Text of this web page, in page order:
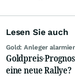
Lesen Sie auch
Gold: Anleger
Goldpreis-
eine neue Rallye?